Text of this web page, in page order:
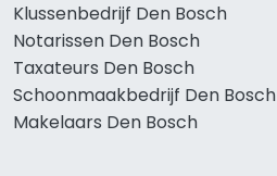
Klussenbedrijf Den Bosch
Notarissen Den Bosch
Taxateurs Den Bosch
Schoonmaakbedrijf Den Bosch
Makelaars Den Bosch